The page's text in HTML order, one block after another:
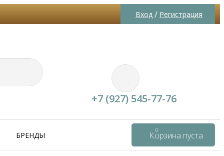
Вход / Регистрация
+7 (927) 545-77-76
Корзина пуста
0
БРЕНДЫ